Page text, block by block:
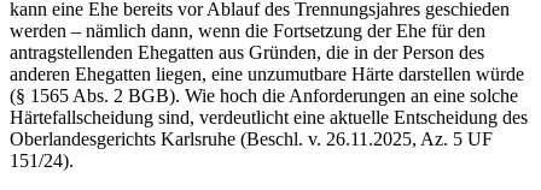
kann eine Ehe bereits vor Ablauf des Trennungsjahres geschieden
werden – nämlich dann, wenn die Fortsetzung der Ehe für den
antragstellenden Ehegatten aus Gründen, die in der Person des
anderen Ehegatten liegen, eine unzumutbare Härte darstellen würde
(§ 1565 Abs. 2 BGB). Wie hoch die Anforderungen an eine solche
Härtefallscheidung sind, verdeutlicht eine aktuelle Entscheidung des
Oberlandesgerichts Karlsruhe (Beschl. v. 26.11.2025, Az. 5 UF
151/24).